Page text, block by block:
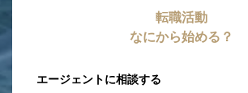
転職活動
なにから始める？
エージェントに相談する